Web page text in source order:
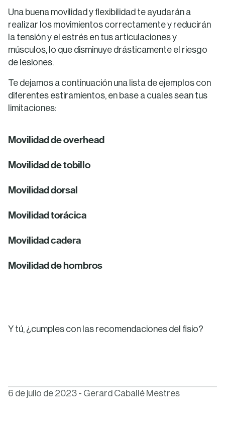
Una buena movilidad y flexibilidad te ayudarán a
realizar los movimientos correctamente y reducirán
la tensión y el estrés en tus articulaciones y
músculos, lo que disminuye drásticamente el riesgo
de lesiones.
Te dejamos a continuación una lista de ejemplos con
diferentes estiramientos, en base a cuales sean tus
limitaciones:
Movilidad de overhead
Movilidad de tobillo
Movilidad dorsal
Movilidad torácica
Movilidad cadera
Movilidad de hombros
Y tú, ¿cumples con las recomendaciones del fisio?
6 de julio de 2023 - Gerard Caballé Mestres